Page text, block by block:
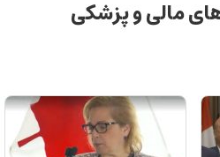
مالی و پزشکی